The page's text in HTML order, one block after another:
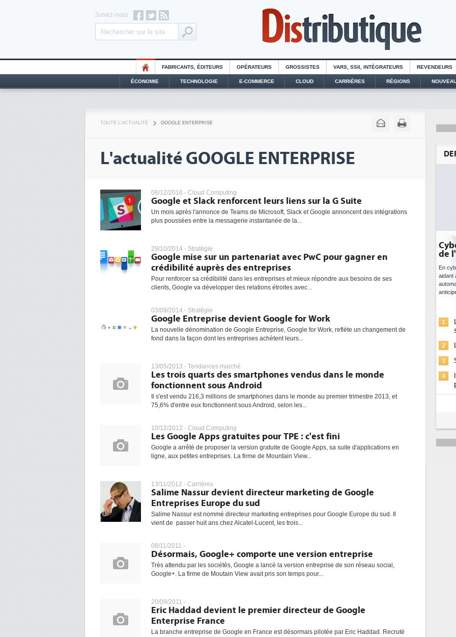
Suivez-nous
FABRICANTS, ÉDITEURS OPÉRATEURS GROSSISTES VARS, SSII, INTÉGRATEURS REVENDEURS
ÉCONOMIE TECHNOLOGIE E-COMMERCE CLOUD CARRIÈRES RÉGIONS
TOUTE L'ACTUALITÉ GOOGLE ENTERPRISE
L'actualité GOOGLE ENTERPRISE
08/12/2016 - Cloud Computing
Google et Slack renforcent leurs liens sur la G Suite
Un mois après l'annonce de Teams de Microsoft, Slack et Google annoncent des intégrations
plus poussées entre la messagerie instantanée de la...
29/10/2014 - Stratégie
Google mise sur un partenariat avec PwC pour gagner en
crédibilité auprès des entreprises
Pour renforcer sa crédibilité dans les entreprises et mieux répondre aux besoins de ses
clients, Google va développer des relations étroites avec...
03/09/2014 - Stratégie
Google Entreprise devient Google for Work
La nouvelle dénomination de Google Entreprise, Google for Work, reflète un changement de
fond dans la façon dont les entreprises achètent leurs...
13/05/2013 - Tendances marché
Les trois quarts des smartphones vendus dans le monde
fonctionnent sous Android
Il s'est vendu 216,3 millions de smartphones dans le monde au premier trimestre 2013, et
75,6% d'entre eux fonctionnent sous Android, selon les...
10/12/2012 - Cloud Computing
Les Google Apps gratuites pour TPE : c'est fini
Google a arrêté de proposer la version gratuite de Google Apps, sa suite d'applications en
ligne, aux petites entreprises. La firme de Mountain View...
13/11/2012 - Carrières
Salime Nassur devient directeur marketing de Google
Entreprises Europe du sud
Salime Nassur est nommé directeur marketing entreprises pour Google Europe du sud. Il
vient de passer huit ans chez Alcatel-Lucent, les trois...
08/11/2011 -
Désormais, Google+ comporte une version entreprise
Très attendu par les sociétés, Google a lancé la version entreprise de son réseau social,
Google+. La firme de Moutain View avait pris son temps pour...
20/09/2011 -
Eric Haddad devient le premier directeur de Google
Enterprise France
La branche entreprise de Google en France est désormais pilotée par Eric Haddad. Recruté
ce
6